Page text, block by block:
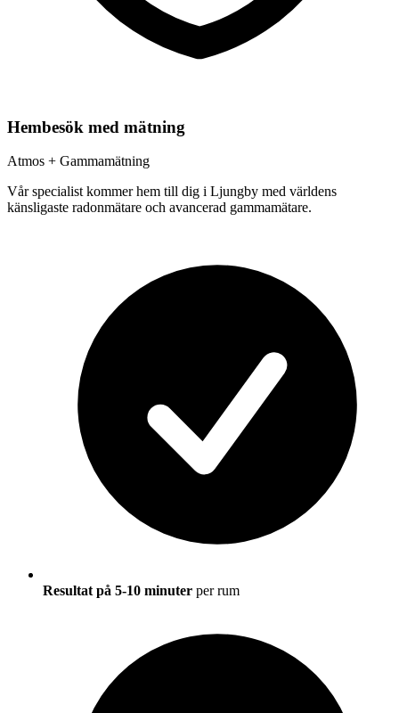
Hembesök med mätning
Atmos + Gammamätning
Vår specialist kommer hem till dig i Ljungby med världens
känsligaste radonmätare och avancerad gammamätare.
Resultat på 5-10 minuter per rum